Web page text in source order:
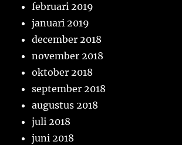
februari 2019
januari 2019
december 2018
november 2018
oktober 2018
september 2018
augustus 2018
juli 2018
juni 2018